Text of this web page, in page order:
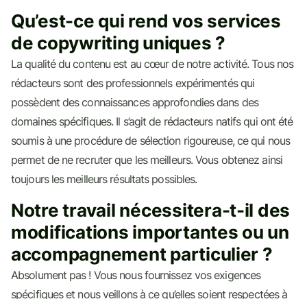
Qu’est-ce qui rend vos services
de copywriting uniques ?
La qualité du contenu est au cœur de notre activité. Tous nos
rédacteurs sont des professionnels expérimentés qui
possèdent des connaissances approfondies dans des
domaines spécifiques. Il s’agit de rédacteurs natifs qui ont été
soumis à une procédure de sélection rigoureuse, ce qui nous
permet de ne recruter que les meilleurs. Vous obtenez ainsi
toujours les meilleurs résultats possibles.
Notre travail nécessitera-t-il des
modifications importantes ou un
accompagnement particulier ?
Absolument pas ! Vous nous fournissez vos exigences
spécifiques et nous veillons à ce qu’elles soient respectées à